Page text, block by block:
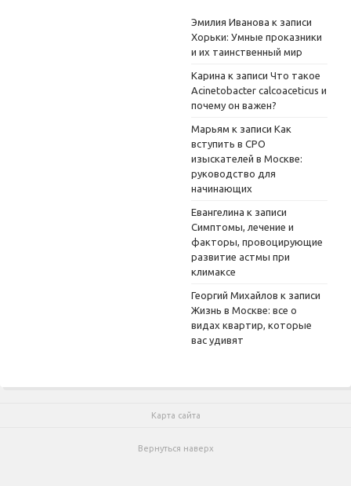
Эмилия Иванова к записи
Хорьки: Умные проказники
и их таинственный мир
Карина к записи Что такое
Acinetobacter calcoaceticus и
почему он важен?
Марьям к записи Как
вступить в СРО
изыскателей в Москве:
руководство для
начинающих
Евангелина к записи
Симптомы, лечение и
факторы, провоцирующие
развитие астмы при
климаксе
Георгий Михайлов к записи
Жизнь в Москве: все о
видах квартир, которые
вас удивят
Карта сайта
Вернуться наверх